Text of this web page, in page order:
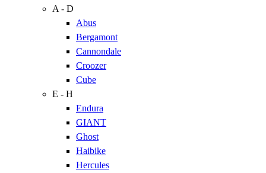
A - D
Abus
Bergamont
Cannondale
Croozer
Cube
E - H
Endura
GIANT
Ghost
Haibike
Hercules